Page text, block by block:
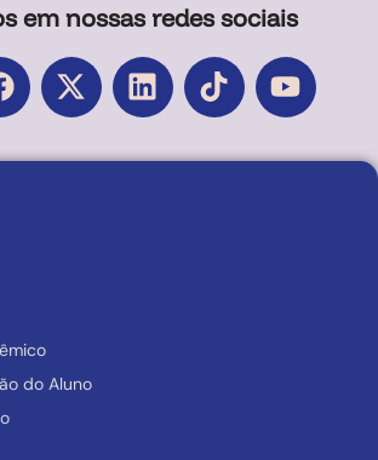
em nossas redes sociais
do Aluno